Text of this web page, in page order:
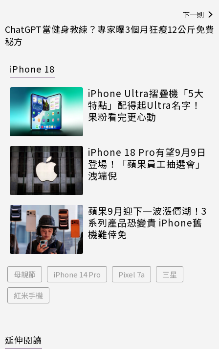
下一則
ChatGPT當健身教練？專家曝3個月狂瘦12公斤免費
秘方
iPhone 18
iPhone Ultra摺疊機「5大
特點」配得起Ultra名字！
果粉看完更心動
iPhone 18 Pro有望9月9日
登場！「蘋果員工抽選會」
洩端倪
蘋果9月迎下一波漲價潮！3
系列產品恐變貴 iPhone舊
機難倖免
母親節 iPhone 14 Pro Pixel 7a 三星
紅米手機
延伸閱讀